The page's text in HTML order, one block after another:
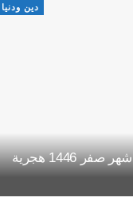
دين ودنيا
1446 هجرية